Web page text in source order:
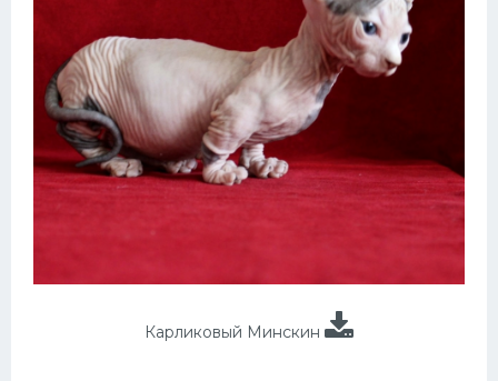
Карликовый Минскин